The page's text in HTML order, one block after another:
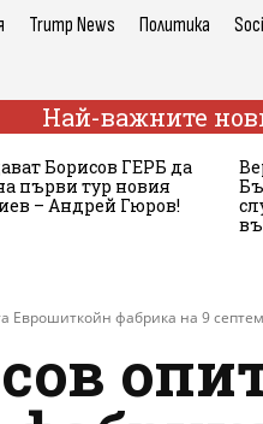
Trump News Политика
Най-важните
Борисов ГЕРБ да
първи тур новия
– Андрей Гюров!
Еврошиткойн фабрика на 9